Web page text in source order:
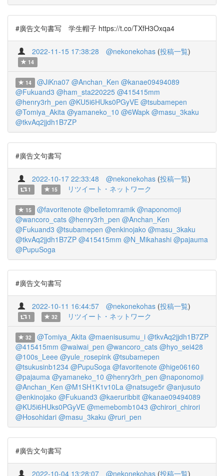
#廣告文句書写 学生帽子 https://t.co/TXfH3Oxqa4
2022-11-15 17:38:28 @nekonekohas (投稿一覧)
14
14 @JiKna07 @Anchan_Ken @kanae09494089
@Fukuand3 @ham_sta220225 @415415mm
@henry3rh_pen @KU5i6HUks0PGyVE @tsubamepen
@Tomiya_Akita @yamaneko_10 @6Wapk @masu_3kaku
@tkvAq2jjdh1B7ZP
#廣告文句書写
2022-10-17 22:33:48 @nekonekohas (投稿一覧)
1 15 リツイート・ネットワーク
15 @favoritenote @belletomramik @naponomoji
@wancoro_cats @henry3rh_pen @Anchan_Ken
@Fukuand3 @tsubamepen @enkinojako @masu_3kaku
@tkvAq2jjdh1B7ZP @415415mm @N_Mikahashi @pajauma
@PupuSoga
#廣告文句書写
2022-10-11 16:44:57 @nekonekohas (投稿一覧)
1 32 リツイート・ネットワーク
32 @Tomiya_Akita @maenisusumu_i @tkvAq2jjdh1B7ZP
@415415mm @waiwai_pen @wancoro_cats @hyo_sei428
@100s_Leee @yule_rosepink @tsubamepen
@tsukusinb1234 @PupuSoga @favoritenote @hige06160
@pajauma @yamaneko_10 @henry3rh_pen @naponomoji
@Anchan_Ken @M1SH1K1v10La @natsuge5r @anjusuto
@enkinojako @Fukuand3 @kaeruribbit @kanae09494089
@KU5i6HUks0PGyVE @memebomb1043 @chirori_chirori
@Hosohidari @masu_3kaku @ruri_pen
#廣告文句書写
2022-10-04 13:28:07 @nekonekohas (投稿一覧)